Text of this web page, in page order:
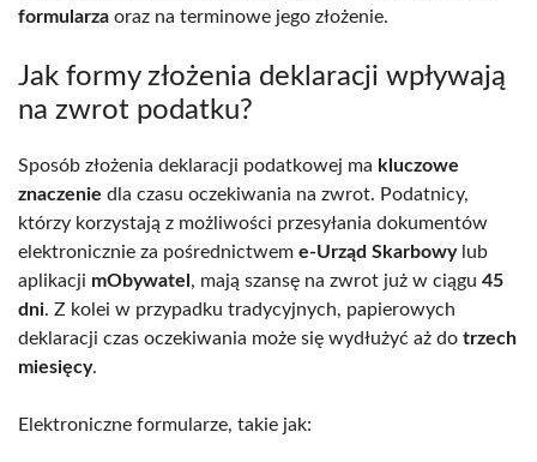
formularza oraz na terminowe jego złożenie.
Jak formy złożenia deklaracji wpływają
na zwrot podatku?
Sposób złożenia deklaracji podatkowej ma kluczowe
znaczenie dla czasu oczekiwania na zwrot. Podatnicy,
którzy korzystają z możliwości przesyłania dokumentów
elektronicznie za pośrednictwem e-Urząd Skarbowylub
aplikacji mObywatel , mają szansę na zwrot już w ciągu 45
dni. Z kolei w przypadku tradycyjnych, papierowych
deklaracji czas oczekiwania może się wydłużyć aż do trzech
miesięcy.
Elektroniczne formularze, takie jak: